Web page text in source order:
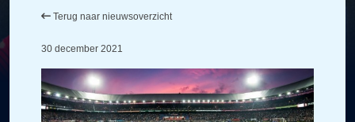
Terug naar nieuwsoverzicht
30 december 2021